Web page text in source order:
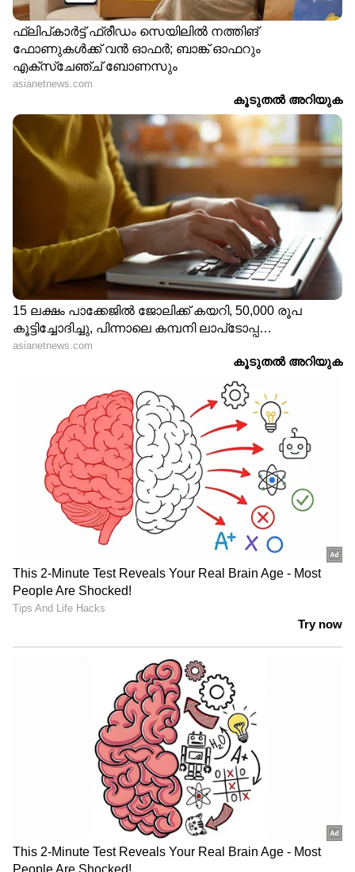
DOWNLOAD APP
RECOMMENDED STORIES
ദിവസവും ഗ്രീൻ ടീ
കുടിക്കൂ; ഈ ഗുണങ്ങൾ
ലഭിക്കും
ദിവസവും തുളസി വെള്ളം
കുടിക്കുന്നതിന്റെ
ആരോഗ്യ ഗുണങ്ങൾ
ഗുണങ്ങൾ
പ്രണയകഥ തുറന്നു പറഞ്ഞ് വി കെ
ശ്രീകണ്ഠൻ എംപിയും മന്ത്രിയും
ഭാര്യയുമായ കെ എ തുളസിയും
സിപിഎമ്മിന്റെ സൈബർ പോരാളി;
ആരാണ് ചെന്നിത്തലയേയും
പൊലീസിനേയും വെല്ലുവിളിക്കുന്ന